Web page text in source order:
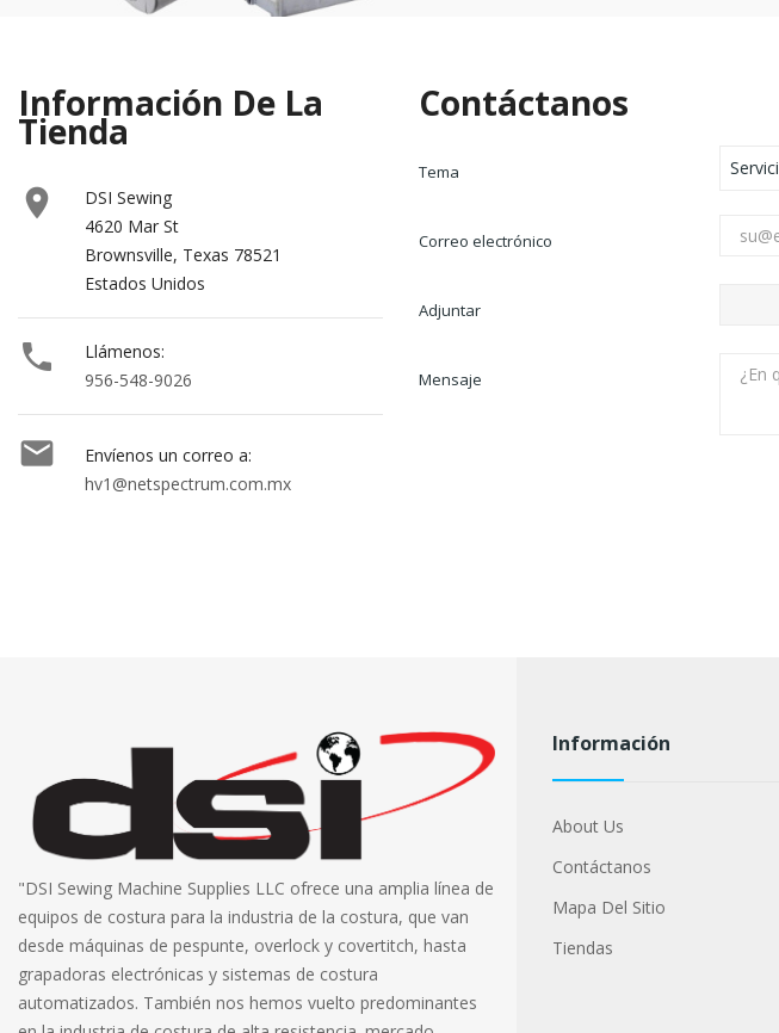
Información De La
Tienda

DSI Sewing
4620 Mar St
Brownsville, Texas 78521
Estados Unidos

Llámenos:
956-548-9026

Envíenos un correo a:
hv1@netspectrum.com.mx
Contáctanos
Tema
Correo electrónico
Adjuntar
Mensaje
"DSI Sewing Machine Supplies LLC ofrece una amplia línea de
equipos de costura para la industria de la costura, que van
desde máquinas de pespunte, overlock y covertitch, hasta
grapadoras electrónicas y sistemas de costura
automatizados. También nos hemos vuelto predominantes
Información
About Us
Contáctanos
Mapa Del Sitio
Tiendas